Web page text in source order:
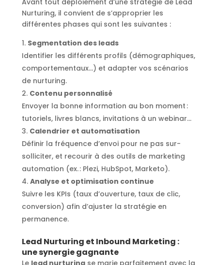
Avant tout déploiement d’une stratégie de Lead
Nurturing, il convient de s’approprier les
différentes phases qui sont les suivantes :
Segmentation des leads
Identifier les différents profils (démographiques,
comportementaux…) et adapter vos scénarios
de nurturing.
Contenu personnalisé
Envoyer la bonne information au bon moment :
tutoriels, livres blancs, invitations à un webinar…
Calendrier et automatisation
Définir la fréquence d’envoi pour ne pas sur-
solliciter, et recourir à des outils de marketing
automation (ex. : Plezi, HubSpot, Marketo).
Analyse et optimisation continue
Suivre les KPIs (taux d’ouverture, taux de clic,
conversion) afin d’ajuster la stratégie en
permanence.
Lead Nurturing et Inbound Marketing :
une synergie gagnante